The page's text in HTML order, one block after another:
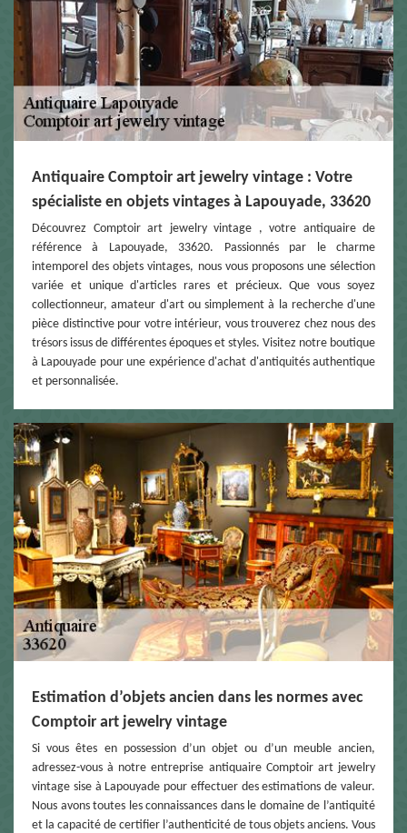
Antiquaire Comptoir art jewelry vintage : Votre
spécialiste en objets vintages à Lapouyade, 33620
Découvrez Comptoir art jewelry vintage , votre antiquaire de
référence à Lapouyade, 33620. Passionnés par le charme
intemporel des objets vintages, nous vous proposons une sélection
variée et unique d'articles rares et précieux. Que vous soyez
collectionneur, amateur d'art ou simplement à la recherche d'une
pièce distinctive pour votre intérieur, vous trouverez chez nous des
trésors issus de différentes époques et styles. Visitez notre boutique
à Lapouyade pour une expérience d'achat d'antiquités authentique
et personnalisée.
Estimation d’objets ancien dans les normes avec
Comptoir art jewelry vintage
Si vous êtes en possession d’un objet ou d’un meuble ancien,
adressez-vous à notre entreprise antiquaire Comptoir art jewelry
vintage sise à Lapouyade pour effectuer des estimations de valeur.
Nous avons toutes les connaissances dans le domaine de l’antiquité
et la capacité de certifier l’authenticité de tous objets anciens. Vous